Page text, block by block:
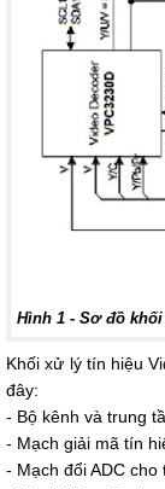
Hình 1 - Sơ đồ
Khối xử lý tín hiệu
đây:
- Bộ kênh và trung
- Mạch giải mã tín
- Mạch đổi ADC cho